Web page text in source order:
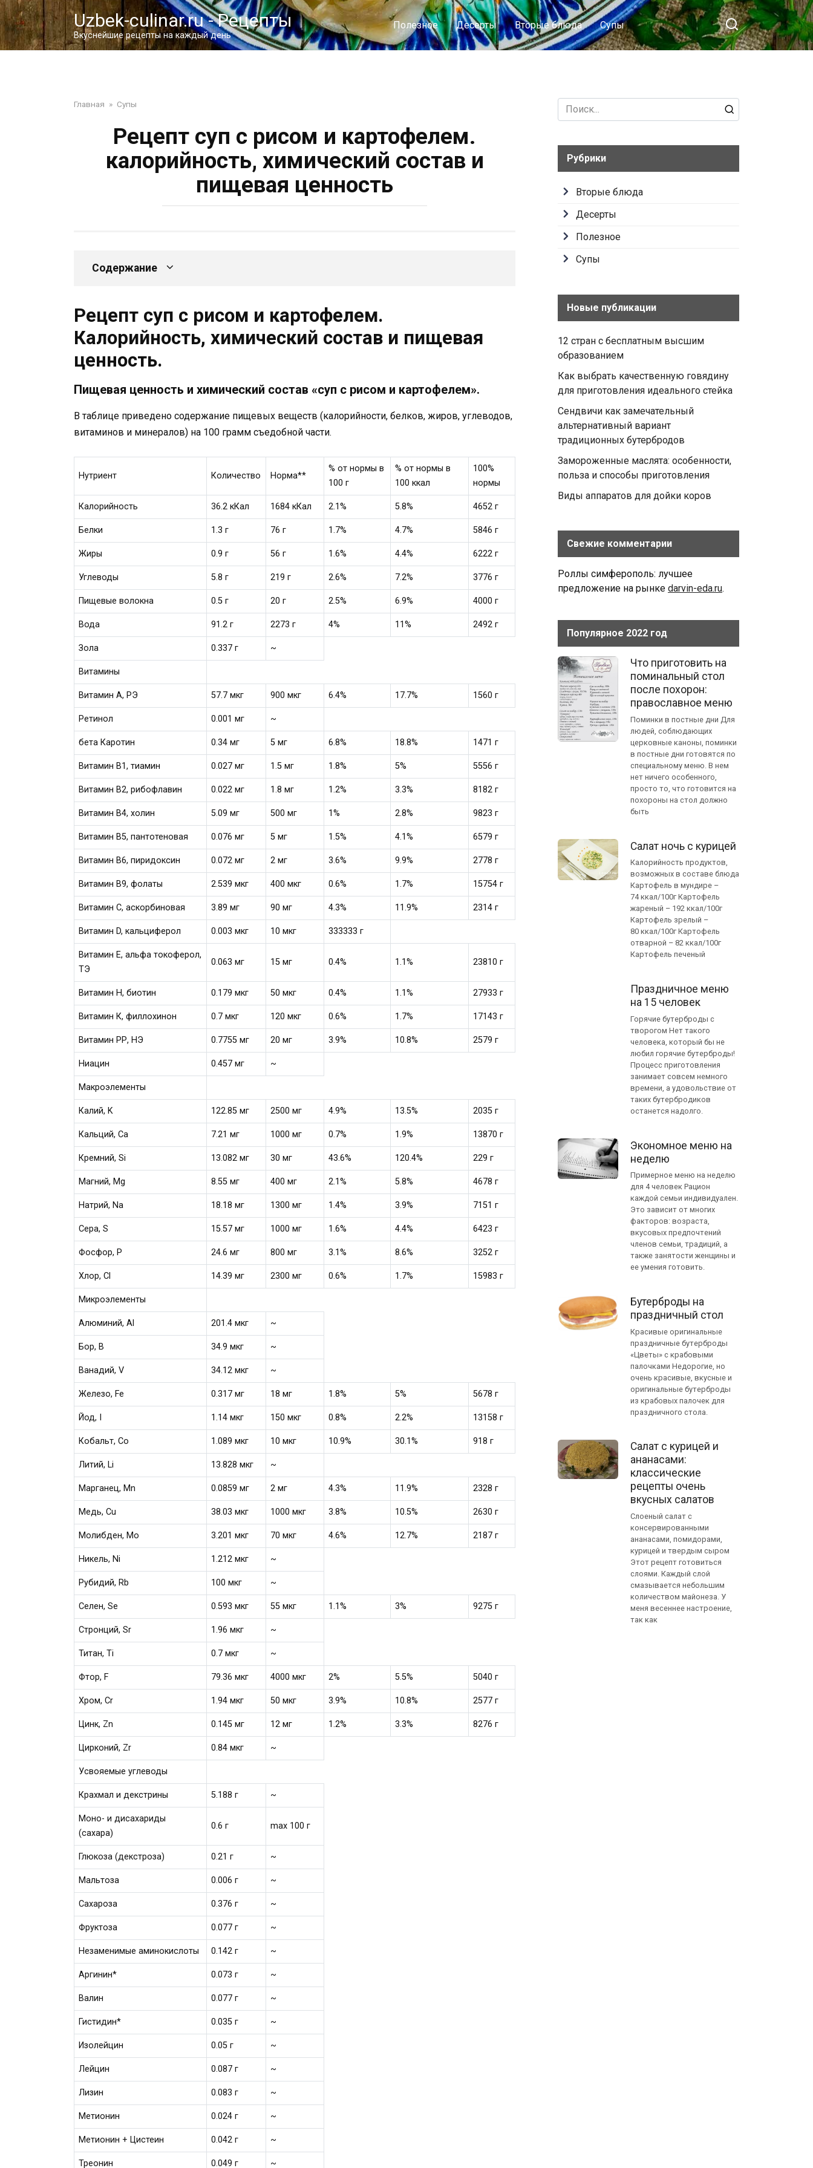
Перейти
к
контенту
Uzbek-culinar.ru - Рецепты
Вкуснейшие рецепты на каждый день
Полезное Десерты Вторые блюда Супы
Главная » Супы
Рецепт суп с рисом и картофелем.
калорийность, химический состав и
пищевая ценность
Содержание
Рецепт суп с рисом и картофелем.
Калорийность, химический состав и пищевая
ценность.
Пищевая ценность и химический состав «суп с рисом и картофелем».
В таблице приведено содержание пищевых веществ (калорийности, белков, жиров, углеводов,
витаминов и минералов) на 100 грамм съедобной части.
Нутриент Количество Норма**
% от нормы в
100 г
% от нормы в
100 ккал
100%
нормы
Калорийность 36.2 кКал 1684 кКал 2.1% 5.8% 4652 г
Белки 1.3 г 76 г 1.7% 4.7% 5846 г
Жиры 0.9 г 56 г 1.6% 4.4% 6222 г
Углеводы 5.8 г 219 г 2.6% 7.2% 3776 г
Пищевые волокна 0.5 г 20 г 2.5% 6.9% 4000 г
Вода 91.2 г 2273 г 4% 11% 2492 г
Зола 0.337 г ~
Витамины
Витамин А, РЭ 57.7 мкг 900 мкг 6.4% 17.7% 1560 г
Ретинол 0.001 мг ~
бета Каротин 0.34 мг 5 мг 6.8% 18.8% 1471 г
Витамин В1, тиамин 0.027 мг 1.5 мг 1.8% 5% 5556 г
Витамин В2, рибофлавин 0.022 мг 1.8 мг 1.2% 3.3% 8182 г
Витамин В4, холин 5.09 мг 500 мг 1% 2.8% 9823 г
Витамин В5, пантотеновая 0.076 мг 5 мг 1.5% 4.1% 6579 г
Витамин В6, пиридоксин 0.072 мг 2 мг 3.6% 9.9% 2778 г
Витамин В9, фолаты 2.539 мкг 400 мкг 0.6% 1.7% 15754 г
Витамин C, аскорбиновая 3.89 мг 90 мг 4.3% 11.9% 2314 г
Витамин D, кальциферол 0.003 мкг 10 мкг 333333 г
Витамин Е, альфа токоферол,
ТЭ
0.063 мг 15 мг 0.4% 1.1% 23810 г
Витамин Н, биотин 0.179 мкг 50 мкг 0.4% 1.1% 27933 г
Витамин К, филлохинон 0.7 мкг 120 мкг 0.6% 1.7% 17143 г
Витамин РР, НЭ 0.7755 мг 20 мг 3.9% 10.8% 2579 г
Ниацин 0.457 мг ~
Макроэлементы
Калий, K 122.85 мг 2500 мг 4.9% 13.5% 2035 г
Кальций, Ca 7.21 мг 1000 мг 0.7% 1.9% 13870 г
Кремний, Si 13.082 мг 30 мг 43.6% 120.4% 229 г
Магний, Mg 8.55 мг 400 мг 2.1% 5.8% 4678 г
Натрий, Na 18.18 мг 1300 мг 1.4% 3.9% 7151 г
Сера, S 15.57 мг 1000 мг 1.6% 4.4% 6423 г
Фосфор, P 24.6 мг 800 мг 3.1% 8.6% 3252 г
Хлор, Cl 14.39 мг 2300 мг 0.6% 1.7% 15983 г
Микроэлементы
Алюминий, Al 201.4 мкг ~
Бор, B 34.9 мкг ~
Ванадий, V 34.12 мкг ~
Железо, Fe 0.317 мг 18 мг 1.8% 5% 5678 г
Йод, I 1.14 мкг 150 мкг 0.8% 2.2% 13158 г
Кобальт, Co 1.089 мкг 10 мкг 10.9% 30.1% 918 г
Литий, Li 13.828 мкг ~
Марганец, Mn 0.0859 мг 2 мг 4.3% 11.9% 2328 г
Медь, Cu 38.03 мкг 1000 мкг 3.8% 10.5% 2630 г
Молибден, Mo 3.201 мкг 70 мкг 4.6% 12.7% 2187 г
Никель, Ni 1.212 мкг ~
Рубидий, Rb 100 мкг ~
Селен, Se 0.593 мкг 55 мкг 1.1% 3% 9275 г
Стронций, Sr 1.96 мкг ~
Титан, Ti 0.7 мкг ~
Фтор, F 79.36 мкг 4000 мкг 2% 5.5% 5040 г
Хром, Cr 1.94 мкг 50 мкг 3.9% 10.8% 2577 г
Цинк, Zn 0.145 мг 12 мг 1.2% 3.3% 8276 г
Цирконий, Zr 0.84 мкг ~
Усвояемые углеводы
Крахмал и декстрины 5.188 г ~
Моно- и дисахариды
(сахара)
0.6 г max 100 г
Глюкоза (декстроза) 0.21 г ~
Мальтоза 0.006 г ~
Сахароза 0.376 г ~
Фруктоза 0.077 г ~
Незаменимые аминокислоты 0.142 г ~
Аргинин* 0.073 г ~
Валин 0.077 г ~
Гистидин* 0.035 г ~
Изолейцин 0.05 г ~
Лейцин 0.087 г ~
Лизин 0.083 г ~
Метионин 0.024 г ~
Метионин + Цистеин 0.042 г ~
Треонин 0.049 г ~
Search
for:
Рубрики
Вторые блюда
Десерты
Полезное
Супы
Новые публикации
12 стран с бесплатным высшим
образованием
Как выбрать качественную говядину
для приготовления идеального стейка
Сендвичи как замечательный
альтернативный вариант
традиционных бутербродов
Замороженные маслята: особенности,
польза и способы приготовления
Виды аппаратов для дойки коров
Свежие комментарии
Роллы симферополь: лучшее
предложение на рынке darvin-eda.ru.
Популярное 2022 год
Что приготовить на
поминальный стол
после похорон:
православное меню
Поминки в постные дни Для
людей, соблюдающих
церковные каноны, поминки
в постные дни готовятся по
специальному меню. В нем
нет ничего особенного,
просто то, что готовится на
похороны на стол должно
быть
Салат ночь с курицей
Калорийность продуктов,
возможных в составе блюда
Картофель в мундире –
74 ккал/100г Картофель
жареный – 192 ккал/100г
Картофель зрелый –
80 ккал/100г Картофель
отварной – 82 ккал/100г
Картофель печеный
Праздничное меню
на 15 человек
Горячие бутерброды с
творогом Нет такого
человека, который бы не
любил горячие бутерброды!
Процесс приготовления
занимает совсем немного
времени, а удовольствие от
таких бутербродиков
останется надолго.
Экономное меню на
неделю
Примерное меню на неделю
для 4 человек Рацион
каждой семьи индивидуален.
Это зависит от многих
факторов: возраста,
вкусовых предпочтений
членов семьи, традиций, а
также занятости женщины и
ее умения готовить.
Бутерброды на
праздничный стол
Красивые оригинальные
праздничные бутерброды
«Цветы» с крабовыми
палочками Недорогие, но
очень красивые, вкусные и
оригинальные бутерброды
из крабовых палочек для
праздничного стола.
Салат с курицей и
ананасами:
классические
рецепты очень
вкусных салатов
Слоеный салат с
консервированными
ананасами, помидорами,
курицей и твердым сыром
Этот рецепт готовиться
слоями. Каждый слой
смазывается небольшим
количеством майонеза. У
меня весеннее настроение,
так как